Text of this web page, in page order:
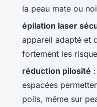
la peau mate ou
épilation laser
appareil adapté et
fortement les
réduction pilosité
espacées
poils, même sur